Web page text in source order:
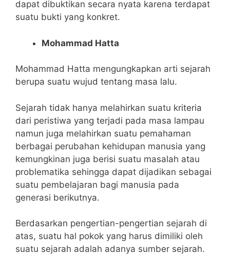
dapat dibuktikan secara nyata karena terdapat
suatu bukti yang konkret.
Mohammad Hatta
Mohammad Hatta mengungkapkan arti sejarah
berupa suatu wujud tentang masa lalu.
Sejarah tidak hanya melahirkan suatu kriteria
dari peristiwa yang terjadi pada masa lampau
namun juga melahirkan suatu pemahaman
berbagai perubahan kehidupan manusia yang
kemungkinan juga berisi suatu masalah atau
problematika sehingga dapat dijadikan sebagai
suatu pembelajaran bagi manusia pada
generasi berikutnya.
Berdasarkan pengertian-pengertian sejarah di
atas, suatu hal pokok yang harus dimiliki oleh
suatu sejarah adalah adanya sumber sejarah.